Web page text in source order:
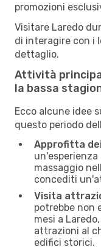
promozioni
Visitare Laredo
di interagire con i
dettaglio.
Attività
la bassa
Ecco alcune idee
questo periodo
Approfitta
massaggio
concediti
Visita
potrebbe non
mesi a
attrazioni al
edifici storici.